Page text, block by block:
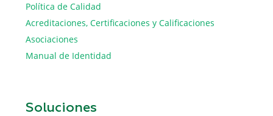
Política de Calidad
Acreditaciones, Certificaciones y Calificaciones
Asociaciones
Manual de Identidad
Soluciones